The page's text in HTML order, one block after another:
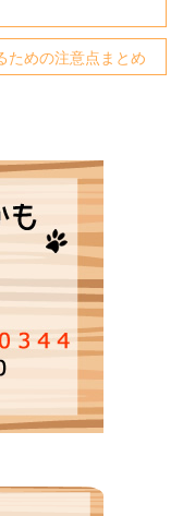
ための注意点まとめ